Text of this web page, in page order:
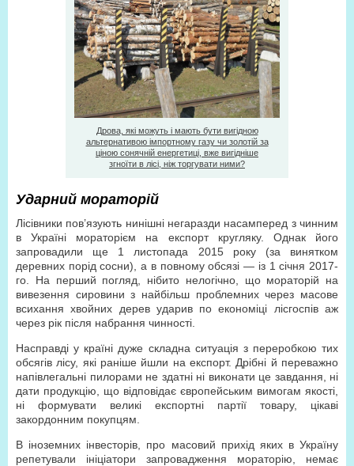
Дрова, які можуть і мають бути вигідною
альтернативою імпортному газу чи золотій за
ціною сонячній енергетиці, вже вигідніше
згноїти в лісі, ніж торгувати ними?
Ударний мораторій
Лісівники пов’язують нинішні негаразди насамперед з чинним
в Україні мораторієм на експорт кругляку. Однак його
запровадили ще 1 листопада 2015 року (за винятком
деревних порід сосни), а в повному обсязі — із 1 січня 2017-
го. На перший погляд, нібито нелогічно, що мораторій на
вивезення сировини з найбільш проблемних через масове
всихання хвойних дерев ударив по економіці лісгоспів аж
через рік після набрання чинності.
Насправді у країні дуже складна ситуація з переробкою тих
обсягів лісу, які раніше йшли на експорт. Дрібні й переважно
напівлегальні пилорами не здатні ні виконати це завдання, ні
дати продукцію, що відповідає європейським вимогам якості,
ні формувати великі експортні партії товару, цікаві
закордонним покупцям.
В іноземних інвесторів, про масовий прихід яких в Україну
репетували ініціатори запровадження мораторію, немає